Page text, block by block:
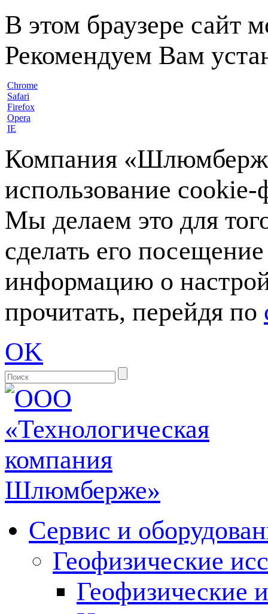
В этом браузере сайт
Рекомендуем Вам
Chrome
Safari
Firefox
Opera
IE
Компания
использование
Мы делаем это для
сделать его
информацию о
прочитать, перейдя по
OK
Сервис и
Геофизические
Геофизические